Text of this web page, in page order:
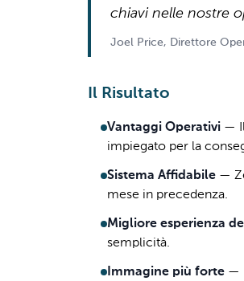
chiavi nelle nostre
Joel Price, Direttore
Il Risultato
Vantaggi Operativi —
impiegato per la
Sistema Affidabile —
mese in precedenza.
Migliore esperienza
semplicità.
Immagine più forte —